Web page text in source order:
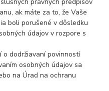
ak máte za to, že Vaše
boli porušené v dôsledku
údajov v rozpore s
o dodržiavaní povinností
osobných údajov sa
na Úrad na ochranu